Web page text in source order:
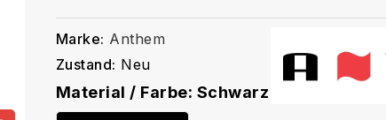
Marke: Anthem
Zustand: Neu
Material / Farbe: Schwarz